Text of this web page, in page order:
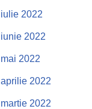
iulie 2022
iunie 2022
mai 2022
aprilie 2022
martie 2022